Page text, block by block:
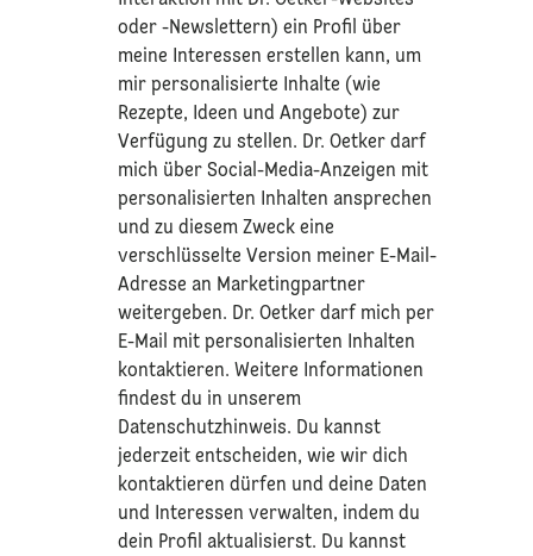
oder -Newslettern) ein Profil über
meine Interessen erstellen kann, um
mir personalisierte Inhalte (wie
Rezepte, Ideen und Angebote) zur
Verfügung zu stellen. Dr. Oetker darf
mich über Social-Media-Anzeigen mit
personalisierten Inhalten ansprechen
und zu diesem Zweck eine
verschlüsselte Version meiner E-Mail-
Adresse an Marketingpartner
weitergeben. Dr. Oetker darf mich per
E-Mail mit personalisierten Inhalten
kontaktieren. Weitere Informationen
findest du in unserem
Datenschutzhinweis. Du kannst
jederzeit entscheiden, wie wir dich
kontaktieren dürfen und deine Daten
und Interessen verwalten, indem du
dein Profil aktualisierst. Du kannst